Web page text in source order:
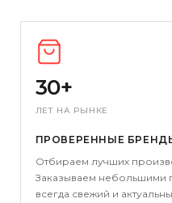
30+
ЛЕТ НА РЫНКЕ
ПРОВЕРЕННЫЕ
Отбираем лучших
Заказываем небольшими
всегда свежий и